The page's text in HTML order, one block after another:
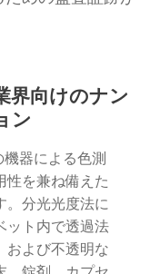
界向けのナン
ン
器による色測
性を兼ね備えた
。分光光度法に
ット内で透過法
および不透明な